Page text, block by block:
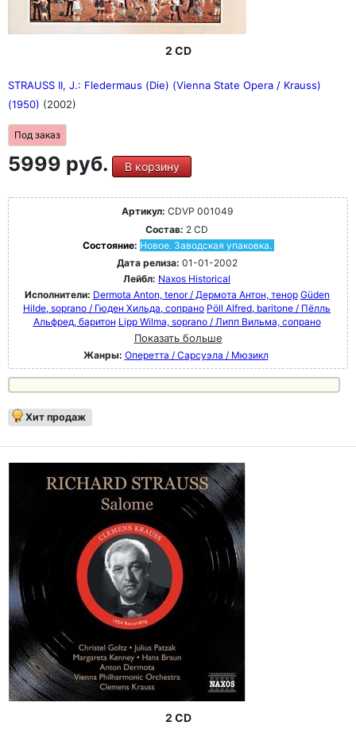
2 CD
STRAUSS II, J.: Fledermaus (Die) (Vienna State Opera / Krauss)
(1950) (2002)
Под заказ
5999 руб. В корзину
Артикул: CDVP 001049
Состав: 2 CD
Состояние: Новое. Заводская упаковка.
Дата релиза: 01-01-2002
Лейбл: Naxos Historical
Исполнители: Dermota Anton, tenor / Дермота Антон, тенор Güden
Hilde, soprano / Гюден Хильда, сопрано Pöll Alfred, baritone / Пёлль
Альфред, баритон Lipp Wilma, soprano / Липп Вильма, сопрано
Показать больше
Жанры: Оперетта / Сарсуэла / Мюзикл
Хит продаж
2 CD